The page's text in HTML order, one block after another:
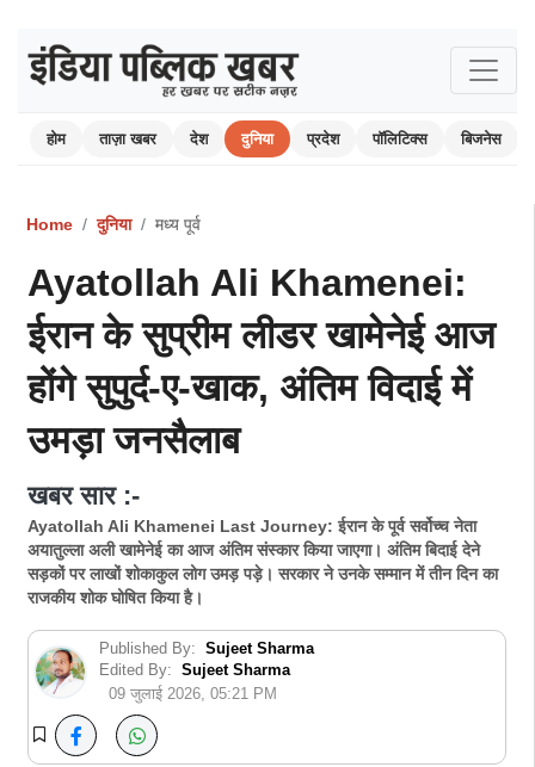
होम ताज़ा खबर देश दुनिया प्रदेश पॉलिटिक्स बिजनेस
Home दुनिया मध्य पूर्व
Ayatollah Ali Khamenei:
ईरान के सुप्रीम लीडर खामेनेई आज
होंगे सुपुर्द-ए-खाक, अंतिम विदाई में
उमड़ा जनसैलाब
खबर सार :-
Ayatollah Ali Khamenei Last Journey: ईरान के पूर्व सर्वोच्च नेता
अयातुल्ला अली खामेनेई का आज अंतिम संस्कार किया जाएगा। अंतिम बिदाई देने
सड़कों पर लाखों शोकाकुल लोग उमड़ पड़े। सरकार ने उनके सम्मान में तीन दिन का
राजकीय शोक घोषित किया है।
Published By: Sujeet Sharma
Edited By: Sujeet Sharma
09 जुलाई 2026, 05:21 PM